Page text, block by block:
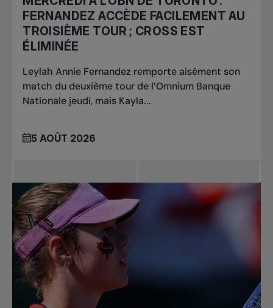
FERNANDEZ ACCÈDE FACILEMENT AU
TROISIÈME TOUR ; CROSS EST
ÉLIMINÉE
Leylah Annie Fernandez remporte aisément son
match du deuxième tour de l’Omnium Banque
Nationale jeudi, mais Kayla...
5 AOÛT 2026